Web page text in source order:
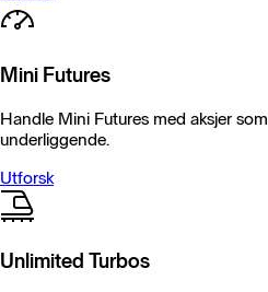
Mini Futures
Handle Mini Futures med aksjer som
underliggende.
Utforsk
Unlimited Turbos